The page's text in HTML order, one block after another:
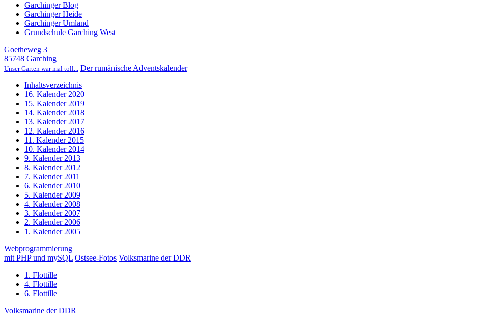
Garchinger Blog
Garchinger Heide
Garchinger Umland
Grundschule Garching West
Goetheweg 3
85748 Garching
Unser Garten war mal toll... Der rumänische Adventskalender
Inhaltsverzeichnis
16. Kalender 2020
15. Kalender 2019
14. Kalender 2018
13. Kalender 2017
12. Kalender 2016
11. Kalender 2015
10. Kalender 2014
9. Kalender 2013
8. Kalender 2012
7. Kalender 2011
6. Kalender 2010
5. Kalender 2009
4. Kalender 2008
3. Kalender 2007
2. Kalender 2006
1. Kalender 2005
Webprogrammierung
mit PHP und mySQL Ostsee-Fotos Volksmarine der DDR
1. Flottille
4. Flottille
6. Flottille
Volksmarine der DDR